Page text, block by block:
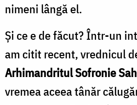
nimeni lângă el.
Și ce e de făcut? Într-un
am citit recent, vrednicul
Arhimandritul Sofronie
vremea aceea tânăr